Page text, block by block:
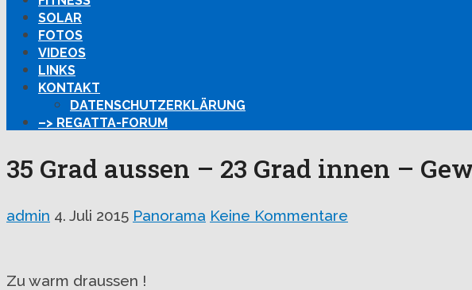
SOLAR
FOTOS
VIDEOS
LINKS
KONTAKT
DATENSCHUTZERKLÄRUNG
–> REGATTA-FORUM
35 Grad aussen – 23 Grad innen –
admin 4. Juli 2015 Panorama Keine Kommentare
Zu warm draussen !